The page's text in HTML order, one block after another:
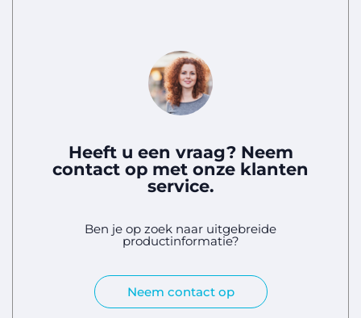
Heeft u een vraag? Neem
contact op met onze klanten
service.
Ben je op zoek naar uitgebreide
productinformatie?
Neem contact op